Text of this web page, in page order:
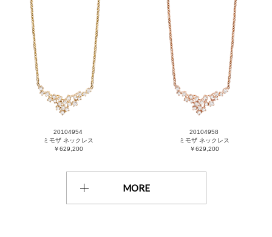
20104954
ミモザ ネックレス
￥629,200
20104958
ミモザ ネックレス
￥629,200
MORE